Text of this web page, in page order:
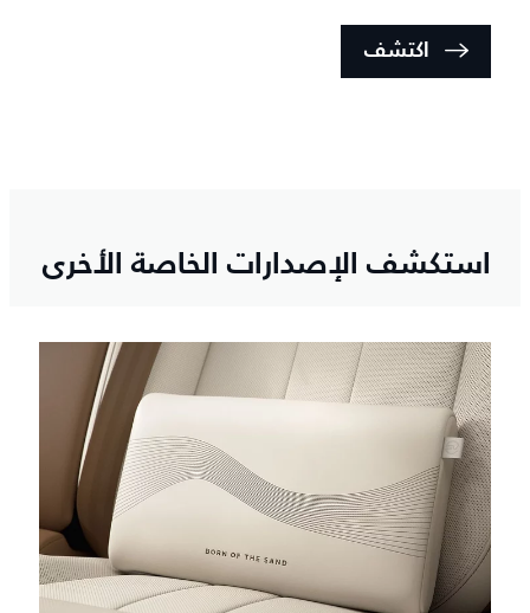
اكتشف
استكشف الإصدارات الخاصة الأخرى